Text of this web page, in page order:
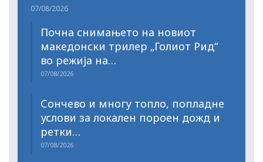
07/08/2026
Почна снимањето на новиот
македонски трилер „Голиот Рид“
во режија на…
07/08/2026
Сончево и многу топло, попладне
услови за локален пороен дожд и
ретки…
07/08/2026